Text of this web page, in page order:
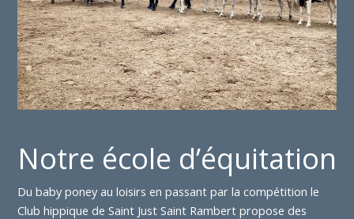
Notre école d’équitation
Du baby poney au loisirs en passant par la compétition le
Club hippique de Saint Just Saint Rambert propose des